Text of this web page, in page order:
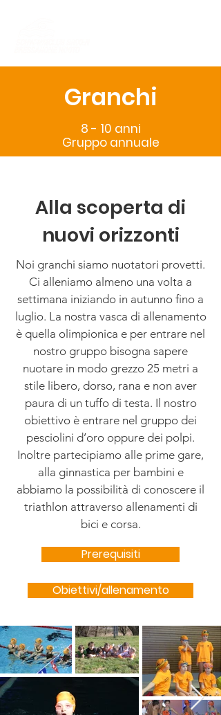
Granchi
8 - 10 anni
Gruppo annuale
Alla scoperta di
nuovi orizzonti
Noi granchi siamo nuotatori provetti.
Ci alleniamo almeno una volta a
settimana iniziando in autunno fino a
luglio. La nostra vasca di allenamento
è quella olimpionica e per entrare nel
nostro gruppo bisogna sapere
nuotare in modo grezzo 25 metri a
stile libero, dorso, rana e non aver
paura di un tuffo di testa. Il nostro
obiettivo è entrare nel gruppo dei
pesciolini d’oro oppure dei polpi.
Inoltre partecipiamo alle prime gare,
alla ginnastica per bambini e
abbiamo la possibilità di conoscere il
triathlon attraverso allenamenti di
bici e corsa.
Prerequisiti
Obiettivi/allenamento